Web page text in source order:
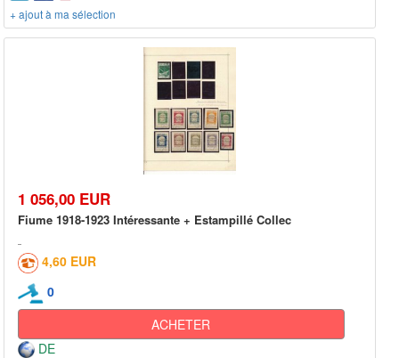
+ ajout à ma sélection
1 056,00 EUR
Fiume 1918-1923 Intéressante + Estampillé Collec
4,60 EUR
0
ACHETER
DE